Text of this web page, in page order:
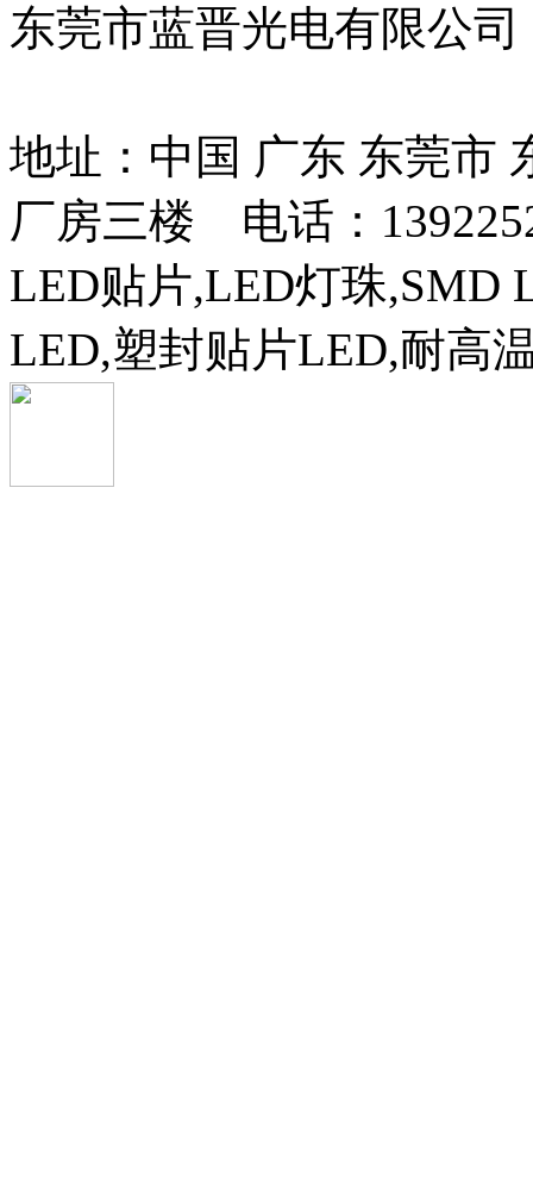
东莞市蓝晋光电有限公
地址：中国 广东 东莞市
厂房三楼 电话：
LED贴片,LED灯珠,SMD
LED,塑封贴片LED,耐